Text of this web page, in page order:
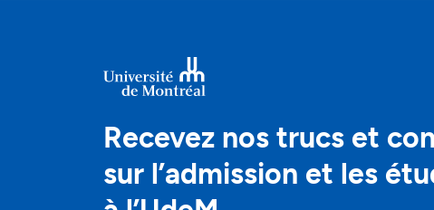
Recevez nos trucs et
sur l’admission et les